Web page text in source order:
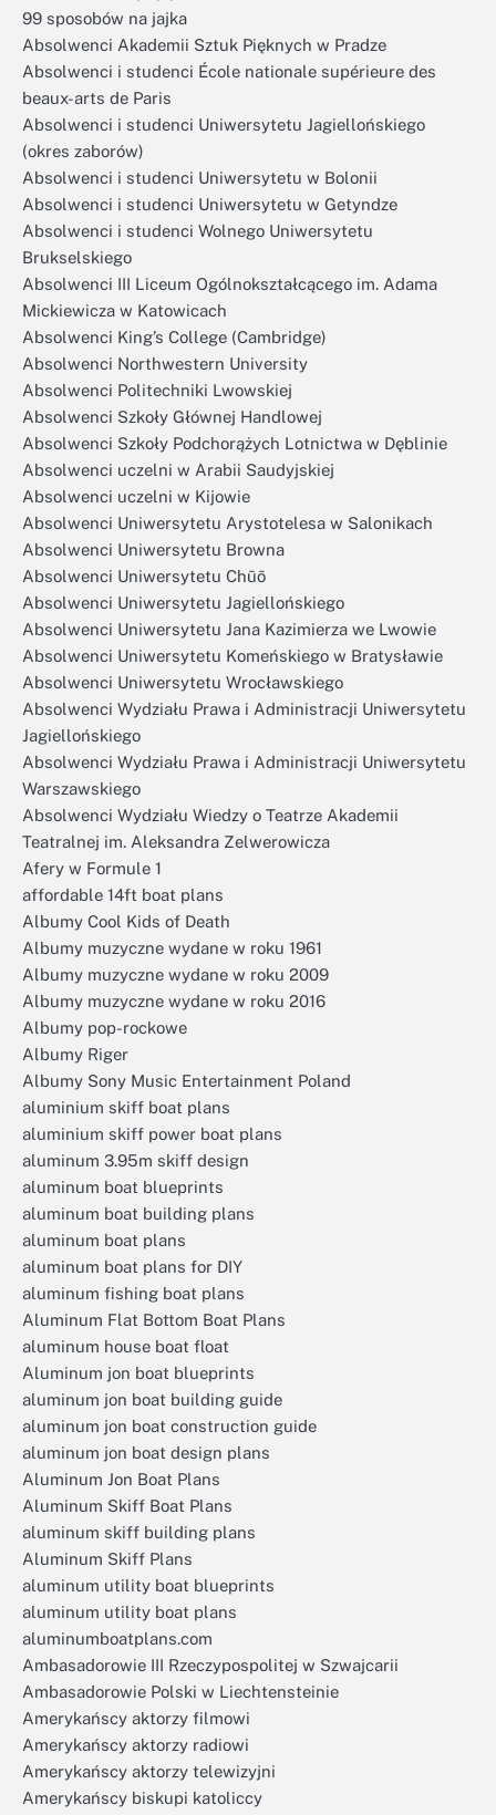
99 sposobów na jajka
Absolwenci Akademii Sztuk Pięknych w Pradze
Absolwenci i studenci École nationale supérieure des
beaux-arts de Paris
Absolwenci i studenci Uniwersytetu Jagiellońskiego
(okres zaborów)
Absolwenci i studenci Uniwersytetu w Bolonii
Absolwenci i studenci Uniwersytetu w Getyndze
Absolwenci i studenci Wolnego Uniwersytetu
Brukselskiego
Absolwenci III Liceum Ogólnokształcącego im. Adama
Mickiewicza w Katowicach
Absolwenci King’s College (Cambridge)
Absolwenci Northwestern University
Absolwenci Politechniki Lwowskiej
Absolwenci Szkoły Głównej Handlowej
Absolwenci Szkoły Podchorążych Lotnictwa w Dęblinie
Absolwenci uczelni w Arabii Saudyjskiej
Absolwenci uczelni w Kijowie
Absolwenci Uniwersytetu Arystotelesa w Salonikach
Absolwenci Uniwersytetu Browna
Absolwenci Uniwersytetu Chūō
Absolwenci Uniwersytetu Jagiellońskiego
Absolwenci Uniwersytetu Jana Kazimierza we Lwowie
Absolwenci Uniwersytetu Komeńskiego w Bratysławie
Absolwenci Uniwersytetu Wrocławskiego
Absolwenci Wydziału Prawa i Administracji Uniwersytetu
Jagiellońskiego
Absolwenci Wydziału Prawa i Administracji Uniwersytetu
Warszawskiego
Absolwenci Wydziału Wiedzy o Teatrze Akademii
Teatralnej im. Aleksandra Zelwerowicza
Afery w Formule 1
affordable 14ft boat plans
Albumy Cool Kids of Death
Albumy muzyczne wydane w roku 1961
Albumy muzyczne wydane w roku 2009
Albumy muzyczne wydane w roku 2016
Albumy pop-rockowe
Albumy Riger
Albumy Sony Music Entertainment Poland
aluminium skiff boat plans
aluminium skiff power boat plans
aluminum 3.95m skiff design
aluminum boat blueprints
aluminum boat building plans
aluminum boat plans
aluminum boat plans for DIY
aluminum fishing boat plans
Aluminum Flat Bottom Boat Plans
aluminum house boat float
Aluminum jon boat blueprints
aluminum jon boat building guide
aluminum jon boat construction guide
aluminum jon boat design plans
Aluminum Jon Boat Plans
Aluminum Skiff Boat Plans
aluminum skiff building plans
Aluminum Skiff Plans
aluminum utility boat blueprints
aluminum utility boat plans
aluminumboatplans.com
Ambasadorowie III Rzeczypospolitej w Szwajcarii
Ambasadorowie Polski w Liechtensteinie
Amerykańscy aktorzy filmowi
Amerykańscy aktorzy radiowi
Amerykańscy aktorzy telewizyjni
Amerykańscy biskupi katoliccy